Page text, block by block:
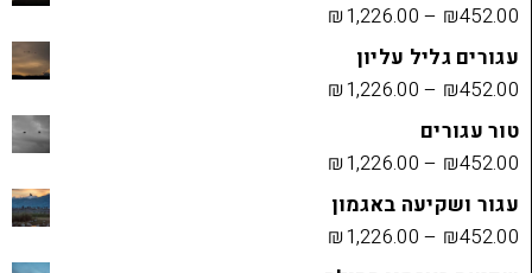
₪1,226.00
עליון
₪1,226.00
₪1,226.00
באגמון
₪1,226.00